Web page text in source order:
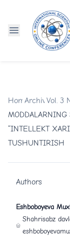
Home /
Archives /
Vol. 3
“INTELLEKT
TUSHUNTIRISH
Authors
Eshboboyeva
Shahrisabz